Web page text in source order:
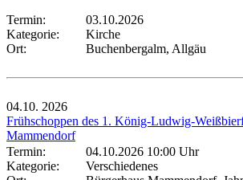
Termin:
03.10.2026
Kategorie:
Kirche
Ort:
Buchenbergalm, Allgäu
04.10. 2026
Frühschoppen des 1. König-Ludwig-
Mammendorf
Termin:
04.10.2026 10:00 Uhr
Kategorie:
Verschiedenes